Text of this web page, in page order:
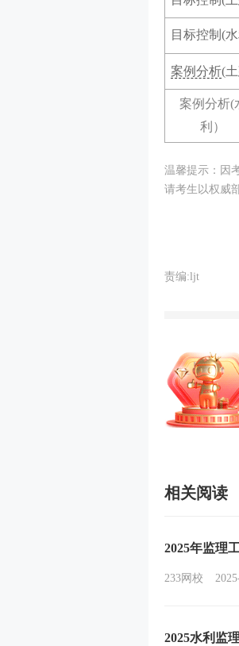
目标控制(
案例分析(
案例分析(
利）
温馨提示：因
请考生以权威
责编:ljt
相关阅读
2025年监理
233网校
2025水利监